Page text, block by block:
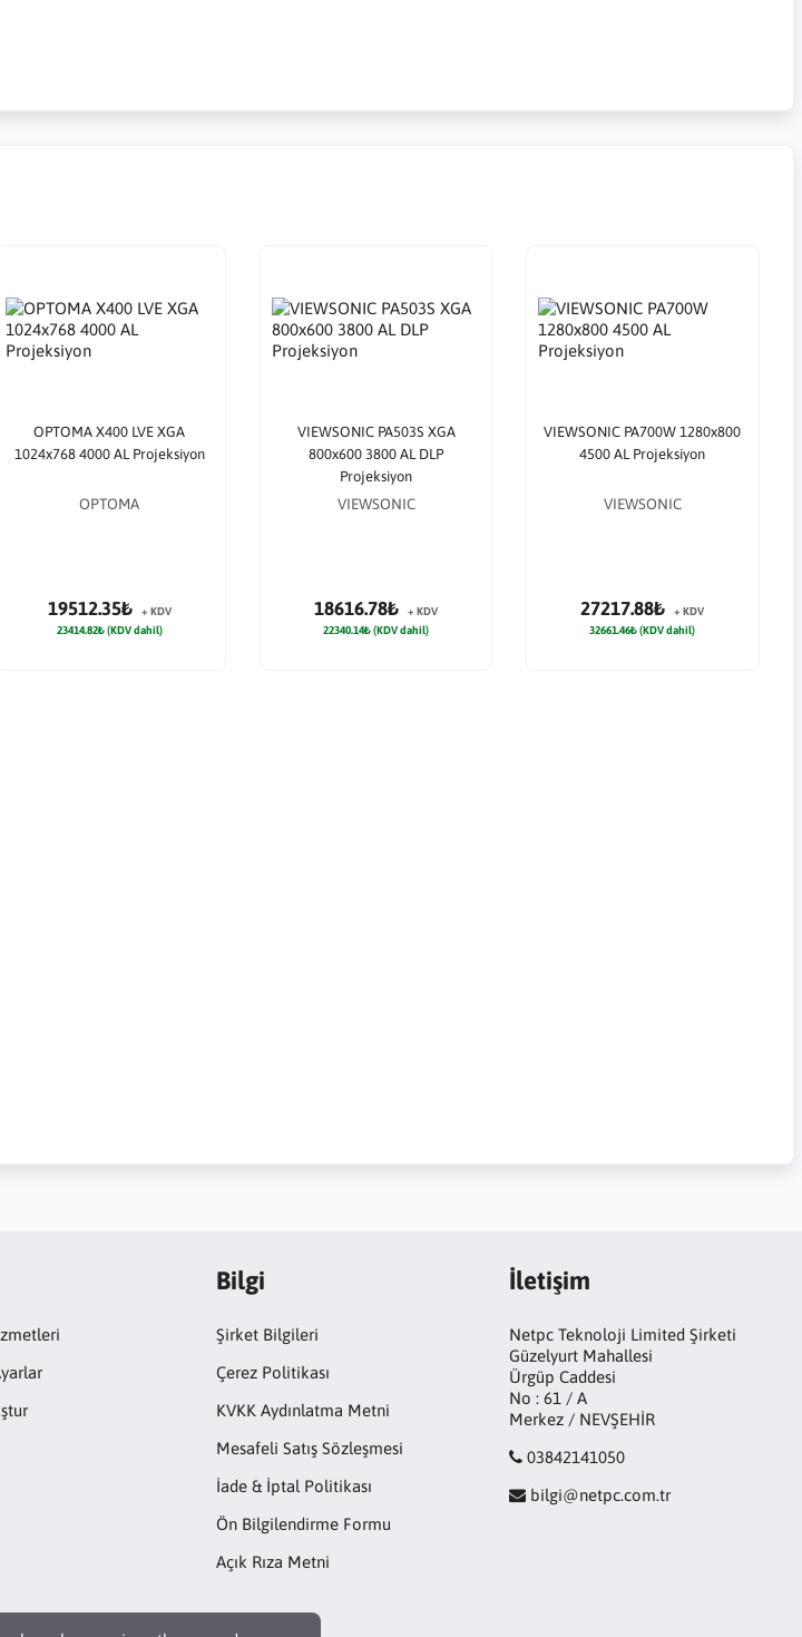
OPTOMA X400 LVE XGA
1024x768 4000 AL Projeksiyon
OPTOMA
19512.35₺
+ KDV
23414.82₺ (KDV dahil)
VIEWSONIC PA503S XGA
800x600 3800 AL DLP
Projeksiyon
VIEWSONIC
18616.78₺
+ KDV
22340.14₺ (KDV dahil)
VIEWSONIC PA700W 1280x800
4500 AL Projeksiyon
VIEWSONIC
27217.88₺
+ KDV
32661.46₺ (KDV dahil)
Bilgi
Şirket Bilgileri
Çerez Politikası
KVKK Aydınlatma Metni
Mesafeli Satış Sözleşmesi
İade & İptal Politikası
Ön Bilgilendirme Formu
Açık Rıza Metni
İletişim
Netpc Teknoloji Limited Şirketi
Güzelyurt Mahallesi
Ürgüp Caddesi
No : 61 / A
Merkez / NEVŞEHİR
03842141050
bilgi@netpc.com.tr